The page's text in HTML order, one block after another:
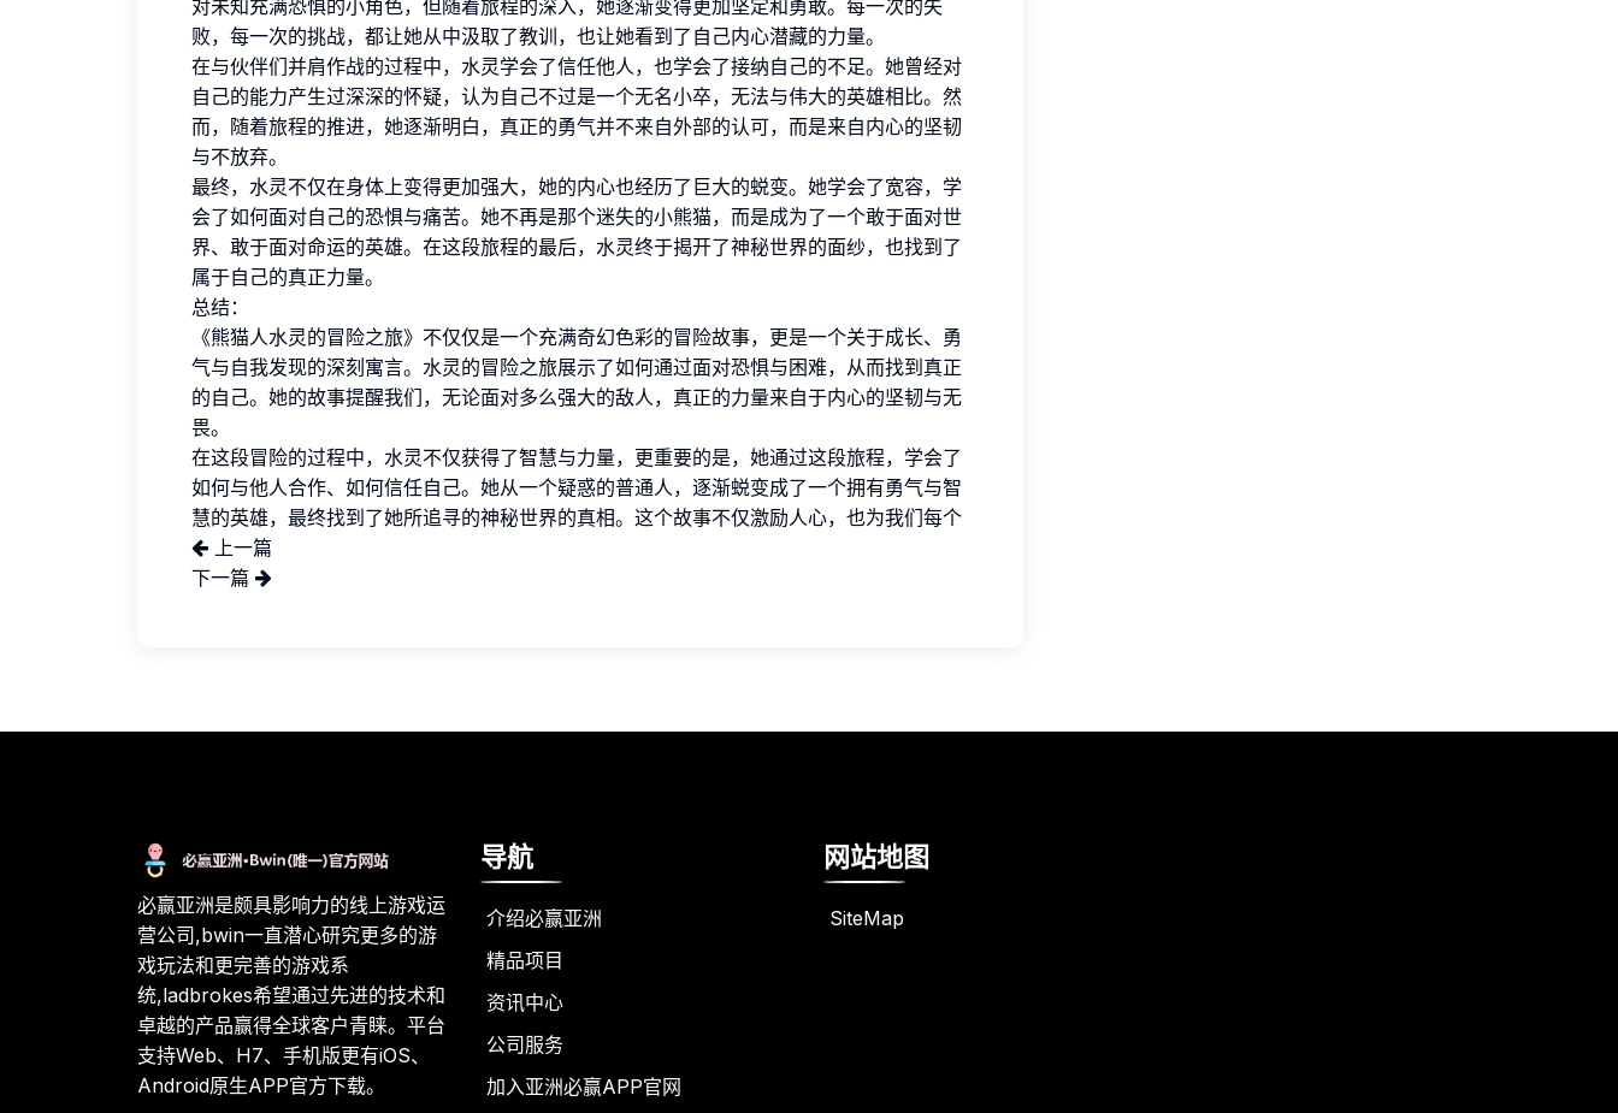
对未知充满恐惧的小角色，但随着旅程的深入，她逐渐变得更加坚定和勇敢。每一次的失
败，每一次的挑战，都让她从中汲取了教训，也让她看到了自己内心潜藏的力量。
在与伙伴们并肩作战的过程中，水灵学会了信任他人，也学会了接纳自己的不足。她曾经对
自己的能力产生过深深的怀疑，认为自己不过是一个无名小卒，无法与伟大的英雄相比。然
而，随着旅程的推进，她逐渐明白，真正的勇气并不来自外部的认可，而是来自内心的坚韧
与不放弃。
最终，水灵不仅在身体上变得更加强大，她的内心也经历了巨大的蜕变。她学会了宽容，学
会了如何面对自己的恐惧与痛苦。她不再是那个迷失的小熊猫，而是成为了一个敢于面对世
界、敢于面对命运的英雄。在这段旅程的最后，水灵终于揭开了神秘世界的面纱，也找到了
属于自己的真正力量。
总结：
《熊猫人水灵的冒险之旅》不仅仅是一个充满奇幻色彩的冒险故事，更是一个关于成长、勇
气与自我发现的深刻寓言。水灵的冒险之旅展示了如何通过面对恐惧与困难，从而找到真正
的自己。她的故事提醒我们，无论面对多么强大的敌人，真正的力量来自于内心的坚韧与无
畏。
在这段冒险的过程中，水灵不仅获得了智慧与力量，更重要的是，她通过这段旅程，学会了
如何与他人合作、如何信任自己。她从一个疑惑的普通人，逐渐蜕变成了一个拥有勇气与智
慧的英雄，最终找到了她所追寻的神秘世界的真相。这个故事不仅激励人心，也为我们每个
上一篇
下一篇
必赢亚洲是颇具影响力的线上游戏运
营公司,bwin一直潜心研究更多的游
戏玩法和更完善的游戏系
统,ladbrokes希望通过先进的技术和
卓越的产品赢得全球客户青睐。平台
支持Web、H7、手机版更有iOS、
Android原生APP官方下载。
导航
介绍必赢亚洲
精品项目
资讯中心
公司服务
加入亚洲必赢APP官网
网站地图
SiteMap